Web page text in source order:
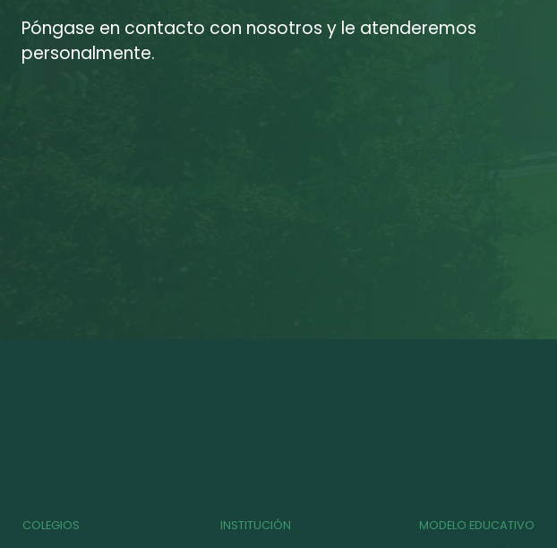
Póngase en contacto con nosotros y le atenderemos
personalmente.
COLEGIOS INSTITUCIÓN MODELO EDUCATIVO